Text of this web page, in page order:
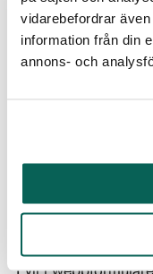
vidarebefordrar
information från din
annons- och
För visningar på
en avgift om 500
Betala med
Fyll i